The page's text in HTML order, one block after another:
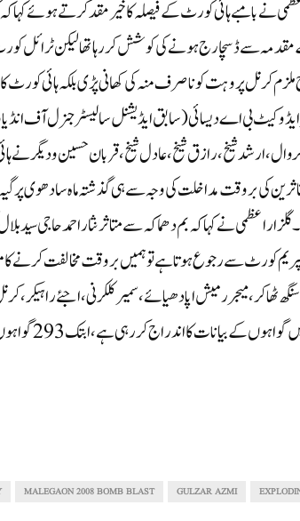
نے بامبے ہائی کورٹ کے فیصلہ کا خیر مقدکرتے ہوئے
سے ڈسچار ج ہونے کی کوشش کررہا تھا لیکن ٹرائل
کرنل پروہت کو نا صرف منہ کی کھانی پڑی بلکہ ہائی کورٹ
بی اے دیسائی (سابق ایڈیشنل سالیسٹرجنرل آف
ارشد شیخ، رازق شیخ، عادل شیخ، قربان حسین و دیگر
کی بروقت مداخلت کی وجہ سے ہی گذشتہ ماہ سادھوی پرگیہ
نے کہا کہ بم دھما کہ سے متاثر نثاراحمد حاجی سید
کورٹ سے رجوع ہوتا ہے تو ہمیں بروقت مخالفت کرنے
میجررمیش اپادھیائے، سمیر کلکرنی، اجئے
دویدی اور سدھاکر
GULZAR AZMI
MALEGAON 2008 BOMB BLAST